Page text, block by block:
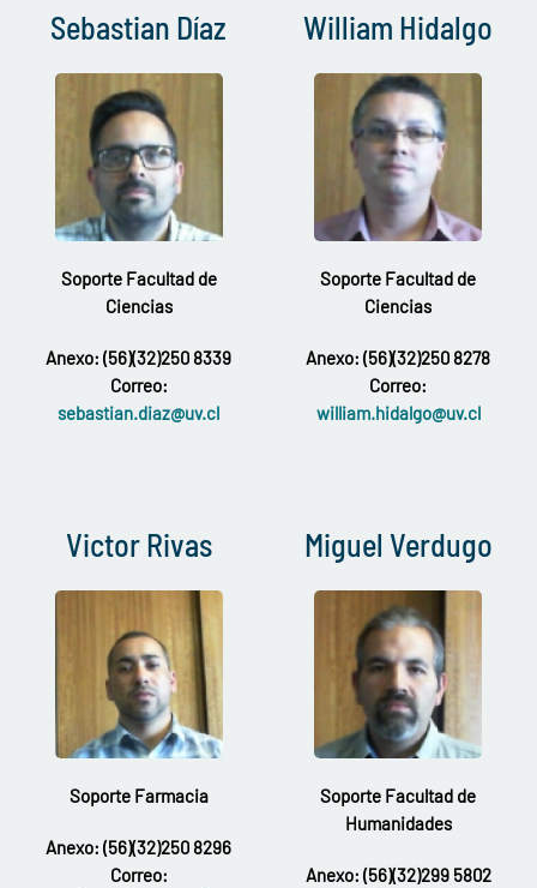
Sebastian Díaz
Soporte Facultad de
Ciencias
Anexo: (56)(32)250 8339
Correo:
sebastian.diaz@uv.cl
William Hidalgo
Soporte Facultad de
Ciencias
Anexo: (56)(32)250 8278
Correo:
william.hidalgo@uv.cl
Victor Rivas
Soporte Farmacia
Anexo: (56)(32)250 8296
Correo:
Miguel Verdugo
Soporte Facultad de
Humanidades
Anexo: (56)(32)299 5802